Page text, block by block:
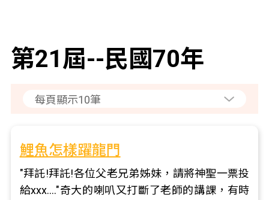
第21屆--民國70年
鯉魚怎樣躍龍門
"拜託!拜託!各位父老兄弟姊妹，請將神聖一票投
給xxx…."奇大的喇叭又打斷了老師的講課，有時